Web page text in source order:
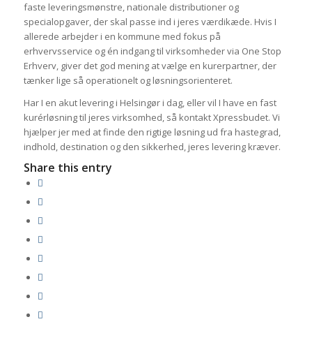
faste leveringsmønstre, nationale distributioner og
specialopgaver, der skal passe ind i jeres værdikæde. Hvis I
allerede arbejder i en kommune med fokus på
erhvervsservice og én indgang til virksomheder via One Stop
Erhverv, giver det god mening at vælge en kurerpartner, der
tænker lige så operationelt og løsningsorienteret.
Har I en akut levering i Helsingør i dag, eller vil I have en fast
kurérløsning til jeres virksomhed, så kontakt Xpressbudet. Vi
hjælper jer med at finde den rigtige løsning ud fra hastegrad,
indhold, destination og den sikkerhed, jeres levering kræver.
Share this entry